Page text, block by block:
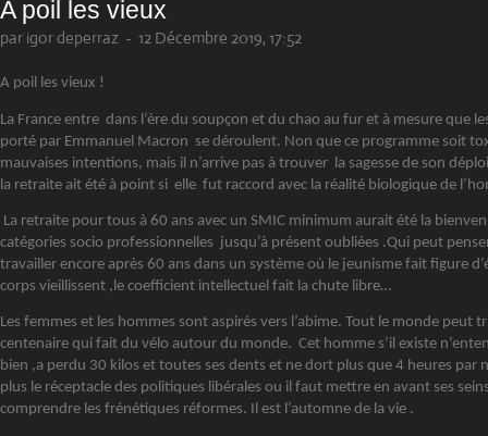
A poil les vieux
par igor deperraz - 12 Décembre 2019, 17:52
A poil les vieux !
La France entre dans l’ère du soupçon et du chao au fur et à mesure que
porté par Emmanuel Macron se déroulent. Non que ce programme soit
mauvaises intentions, mais il n’arrive pas à trouver la sagesse de son
la retraite ait été à point si elle fut raccord avec la réalité biologique de
La retraite pour tous à 60 ans avec un SMIC minimum aurait été la
catégories socio professionnelles jusqu’à présent oubliées .Qui peut
travailler encore après 60 ans dans un système où le jeunisme fait figure
corps vieillissent ,le coefficient intellectuel fait la chute libre…
Les femmes et les hommes sont aspirés vers l’abime. Tout le monde peut
centenaire qui fait du vélo autour du monde. Cet homme s’il existe
bien ,a perdu 30 kilos et toutes ses dents et ne dort plus que 4 heures par
plus le réceptacle des politiques libérales ou il faut mettre en avant ses
comprendre les frénétiques réformes. Il est l’automne de la vie .